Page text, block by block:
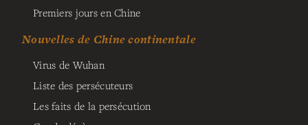
Premiers jours en Chine
Nouvelles de Chine continentale
Virus de Wuhan
Liste des persécuteurs
Les faits de la persécution